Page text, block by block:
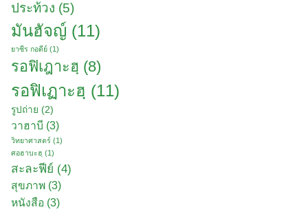
ประท้วง (5)
มันฮัจญ์ (11)
ยาซีร กอดีย์ (1)
รอฟิเฎาะฮฺ (8)
รอฟิเฏาะฮฺ (11)
รูปถ่าย (2)
วาฮาบี (3)
วิทยาศาสตร์ (1)
ศอฮาบะฮฺ (1)
สะละฟีย์ (4)
สุขภาพ (3)
หนังสือ (3)